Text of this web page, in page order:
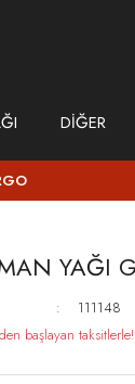
DİĞER
YAĞI
111148
başlayan taksitlerle!